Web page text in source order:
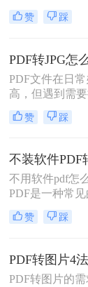
插入PPT、上传
享。PDF怎么转
拆解操作步骤
图片质量要求
适合的方法。
赞 踩
PDF文件在日
高，但遇到需
插入文档、发
片格式的平台
据安全方面差
模糊失真，在
业软件又需要
费时间，还可
赞 踩
不用软件pdf怎
PDF是一种常
是一种常见的
们需要将PDF文
件，但如果你
么你可以尝试
赞 踩
PDF转图片的